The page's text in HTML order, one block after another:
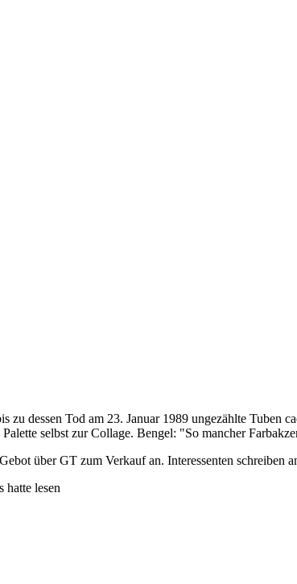
zu dessen Tod am 23. Januar 1989 ungezählte
selbst zur Collage. Bengel: "So mancher
über GT zum Verkauf an. Interessenten schreiben
hatte lesen